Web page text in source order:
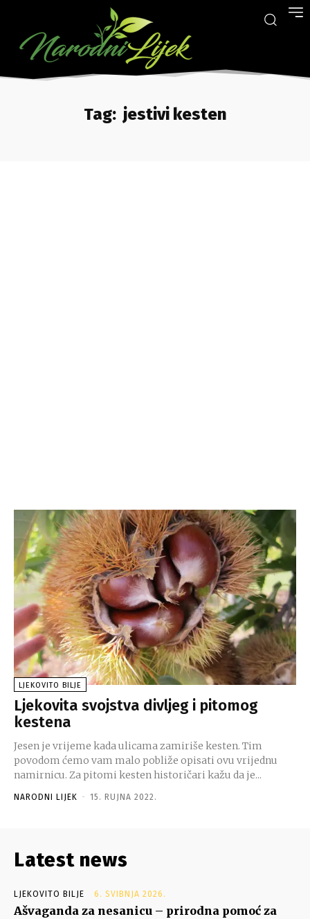
Tag: jestivi kesten
LJEKOVITO BILJE
Ljekovita svojstva divljeg i pitomog
kestena
Jesen je vrijeme kada ulicama zamiriše kesten. Tim
povodom ćemo vam malo pobliže opisati ovu vrijednu
namirnicu. Za pitomi kesten historičari kažu da je...
NARODNI LIJEK - 15. RUJNA 2022.
Latest news
LJEKOVITO BILJE 6. SVIBNJA 2026.
Ašvaganda za nesanicu – prirodna pomoć za